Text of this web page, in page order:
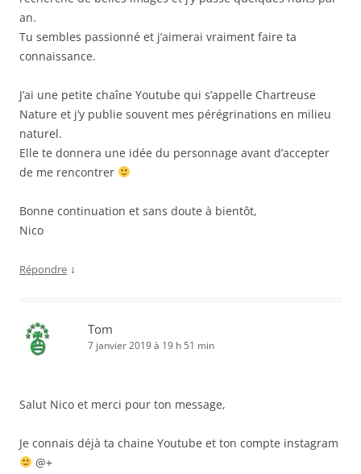
an.
Tu sembles passionné et j’aimerai vraiment faire ta
connaissance.
J’ai une petite chaîne Youtube qui s’appelle Chartreuse
Nature et j’y publie souvent mes pérégrinations en milieu
naturel.
Elle te donnera une idée du personnage avant d’accepter
de me rencontrer
Bonne continuation et sans doute à bientôt,
Nico
Répondre ↓
Tom
7 janvier 2019 à 19 h 51 min
Salut Nico et merci pour ton message,
Je connais déjà ta chaine Youtube et ton compte instagram
@+